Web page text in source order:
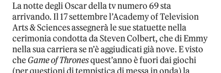
La notte degli Oscar della tv numero 69 sta
arrivando. Il 17 settembre l’Academy of Television
Arts & Sciences assegnerà le sue statuette nella
cerimonia condotta da Steven Colbert, che di Emmy
nella sua carriera se n’è aggiudicati già nove. E visto
che Game of Thronesquest’anno è fuori dai giochi